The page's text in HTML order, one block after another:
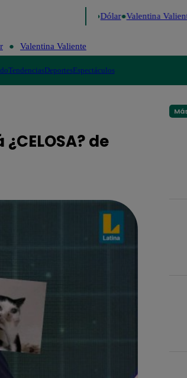
Dólar Valentina
Valentina Valiente
TendenciasDeportesEspectáculos
de